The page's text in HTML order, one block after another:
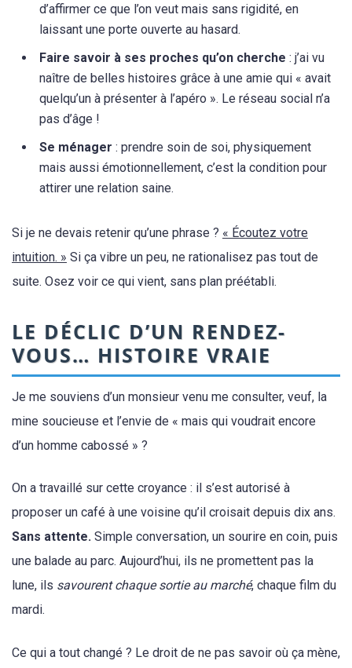
d’affirmer ce que l’on veut mais sans rigidité, en
laissant une porte ouverte au hasard.
Faire savoir à ses proches qu’on cherche : j’ai vu
naître de belles histoires grâce à une amie qui « avait
quelqu’un à présenter à l’apéro ». Le réseau social n’a
pas d’âge !
Se ménager : prendre soin de soi, physiquement
mais aussi émotionnellement, c’est la condition pour
attirer une relation saine.
Si je ne devais retenir qu’une phrase ? « Écoutez votre
intuition. » Si ça vibre un peu, ne rationalisez pas tout de
suite. Osez voir ce qui vient, sans plan préétabli.
LE DÉCLIC D’UN RENDEZ-
VOUS… HISTOIRE VRAIE
Je me souviens d’un monsieur venu me consulter, veuf, la
mine soucieuse et l’envie de « mais qui voudrait encore
d’un homme cabossé » ?
On a travaillé sur cette croyance : il s’est autorisé à
proposer un café à une voisine qu’il croisait depuis dix ans.
Sans attente. Simple conversation, un sourire en coin, puis
une balade au parc. Aujourd’hui, ils ne promettent pas la
lune, ils savourent chaque sortie au marché, chaque film du
mardi.
Ce qui a tout changé ? Le droit de ne pas savoir où ça mène,